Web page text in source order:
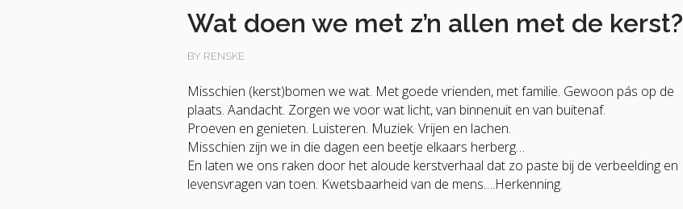
Wat doen we met z’n allen met de kerst?
BY RENSKE
Misschien (kerst)bomen we wat. Met goede vrienden, met familie. Gewoon pás op de
plaats. Aandacht. Zorgen we voor wat licht, van binnenuit en van buitenaf.
Proeven en genieten. Luisteren. Muziek. Vrijen en lachen.
Misschien zijn we in die dagen een beetje elkaars herberg…
En laten we ons raken door het aloude kerstverhaal dat zo paste bij de verbeelding en
levensvragen van toen. Kwetsbaarheid van de mens….Herkenning.